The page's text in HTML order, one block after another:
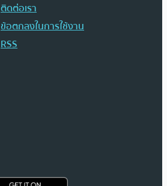
ติดต่อเรา
ข้อตกลงในการใช้งาน
RSS